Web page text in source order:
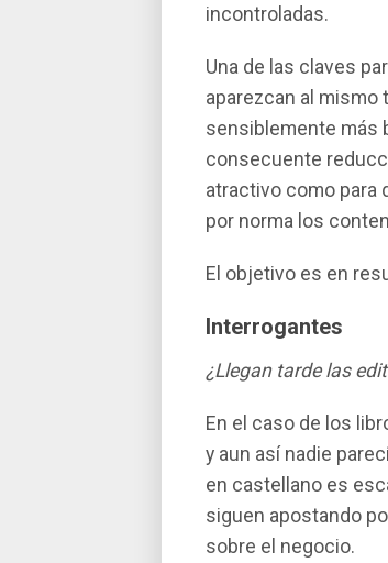
incontroladas.
Una de las claves
aparezcan al mismo
sensiblemente más
consecuente
atractivo como para
por norma los
El objetivo es en
Interrogantes
¿Llegan tarde las
En el caso de los
y aun así­ nadie
en castellano es
siguen apostando
sobre el negocio.